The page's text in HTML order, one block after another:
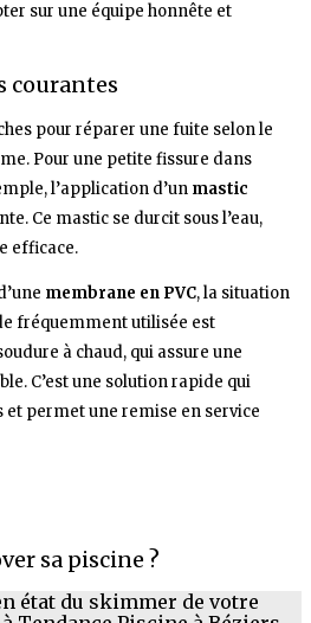
sur une équipe honnête et
courantes
pour réparer une fuite selon le
Pour une petite fissure dans
l’application d’un mastic
Ce mastic se durcit sous l’eau,
efficace.
membrane en PVC, la situation
fréquemment utilisée est
à chaud, qui assure une
C’est une solution rapide qui
permet une remise en service
sa piscine ?
état du skimmer de votre